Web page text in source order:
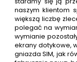
naszym klientom
większą liczbę
polegać na
wymianie
ekrany dotykowe,
gniazda SIM, jak